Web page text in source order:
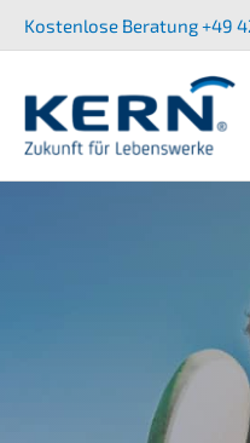
Inhalt
Kostenlose Beratung +49